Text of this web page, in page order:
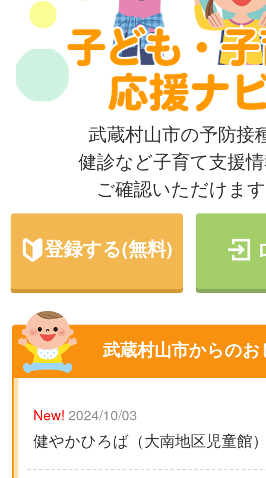
武蔵村山市の予防接
健診など子育て支援
ご確認いただけま
登録する(無料)
武蔵村山市からの
New! 2024/10/03
健やかひろば（大南地区児童館